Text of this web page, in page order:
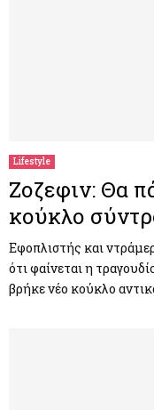
Lifestyle
Ζοζεφιν: Θα
κούκλο
Εφοπλιστής και
ότι φαίνεται η
βρήκε νέο κούκλο